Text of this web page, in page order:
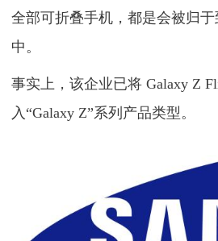
全部可折叠手机，都是会被归
中。
事实上，该企业已将 Galaxy Z
入“Galaxy Z”系列产品类型。